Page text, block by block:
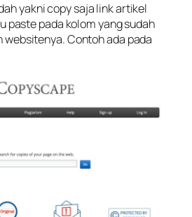
yakni copy saja link artikel
paste pada kolom yang sudah
websitenya. Contoh ada pada